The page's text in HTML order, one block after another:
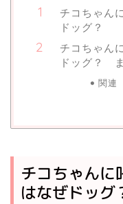
チコちゃん
ドッグ？
チコちゃん
ドッグ？
関連
チコちゃんに
はなぜドッグ